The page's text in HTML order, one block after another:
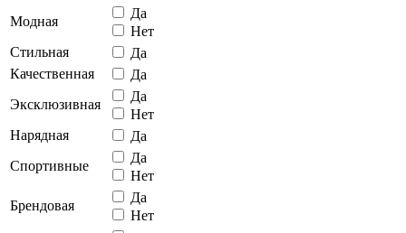
Модная
Да
Нет
Стильная
Да
Качественная
Да
Эксклюзивная
Да
Нет
Нарядная
Да
Спортивные
Да
Нет
Брендовая
Да
Нет